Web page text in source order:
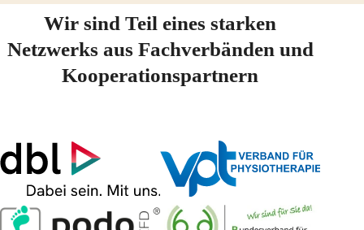
Wir sind Teil eines starken
Netzwerks aus Fachverbänden und
Kooperationspartnern